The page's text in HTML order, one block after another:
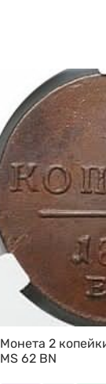
Монета 2
MS 62 BN